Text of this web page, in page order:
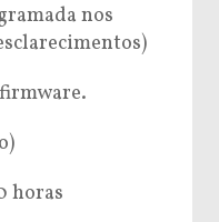
nos
horas